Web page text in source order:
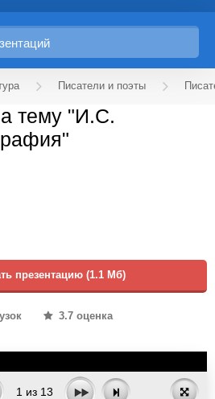
Писатели и поэты
тему "И.С.
презентацию (1.1 Мб)
3.7 оценка
1 из 13